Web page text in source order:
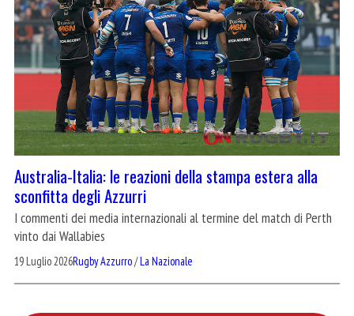
Australia-Italia: le reazioni della stampa estera alla
sconfitta degli Azzurri
I commenti dei media internazionali al termine del match di Perth
vinto dai Wallabies
19 Luglio 2026Rugby Azzurro/La Nazionale